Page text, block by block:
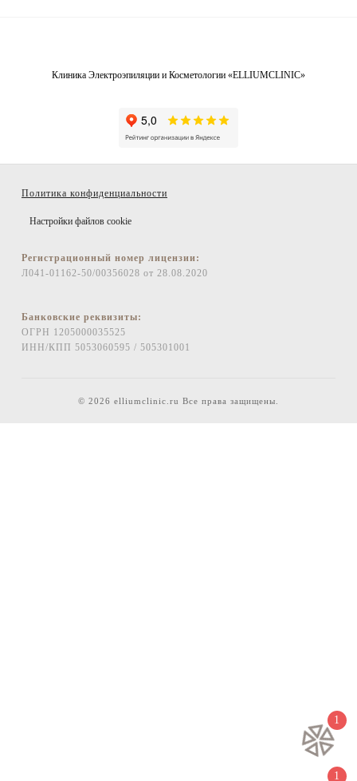
Клиника Электроэпиляции и Косметологии «ELLIUMCLINIC»
Политика конфиденциальности
Настройки файлов cookie
Регистрационный номер лицензии:
Л041-01162-50/00356028 от 28.08.2020
Банковские реквизиты:
ОГРН 1205000035525
ИНН/КПП 5053060595 / 505301001
© 2026 elliumclinic.ru Все права защищены.
1
1